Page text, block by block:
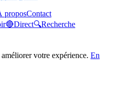
proposContact
🔴Direct🔍Recherche
votre expérience. En